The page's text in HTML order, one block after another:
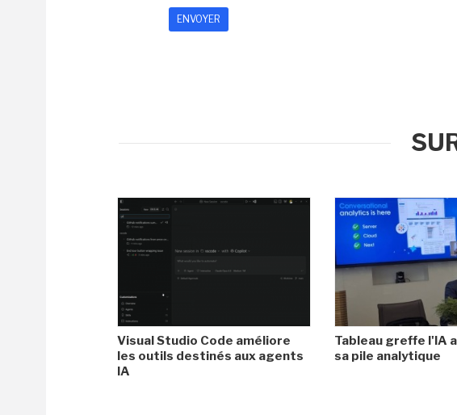
Visual Studio Code améliore
les outils destinés aux agents
IA
Tableau greffe l'IA
sa pile analytique